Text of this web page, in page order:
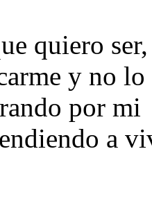
quiero ser,
y no lo
por mi
a